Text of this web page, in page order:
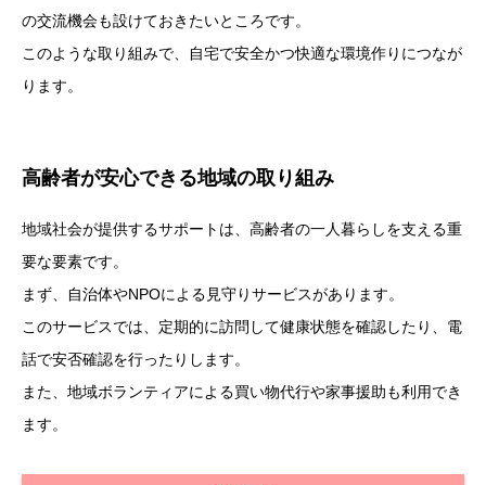
の交流機会も設けておきたいところです。
このような取り組みで、自宅で安全かつ快適な環境作りにつなが
ります。
高齢者が安心できる地域の取り組み
地域社会が提供するサポートは、高齢者の一人暮らしを支える重
要な要素です。
まず、自治体やNPOによる見守りサービスがあります。
このサービスでは、定期的に訪問して健康状態を確認したり、電
話で安否確認を行ったりします。
また、地域ボランティアによる買い物代行や家事援助も利用でき
ます。